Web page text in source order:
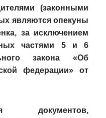
(законными
являются опекуны
за исключением
частями 5 и 6
закона «Об
федерации» от
документов,